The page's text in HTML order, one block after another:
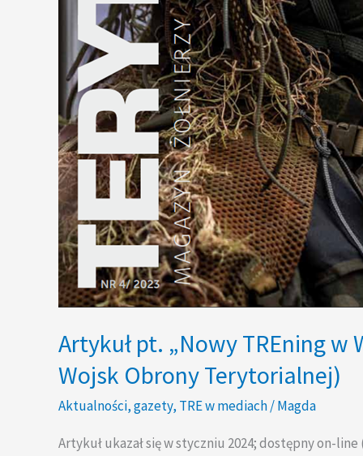
Artykuł pt. „Nowy TREning w
Wojsk Obrony Terytorialnej)
Aktualności,gazety, TRE w mediach/Magda
Artykuł ukazał się w styczniu 2024; dostępny on-